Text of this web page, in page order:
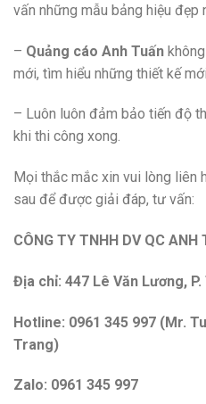
vấn những mẫu bảng hiệu đẹp
– Quảng cáo Anh Tuấn
mới, tìm hiểu những thiết kế
– Luôn luôn đảm bảo tiến độ
khi thi công xong.
Mọi thắc mắc xin vui lòng liên
sau để được giải đáp, tư vấn:
CÔNG TY TNHH DV QC ANH
Địa chỉ: 447 Lê Văn Lương, P.
Hotline: 0961 345 997 (Mr.
Trang)
Zalo: 0961 345 997